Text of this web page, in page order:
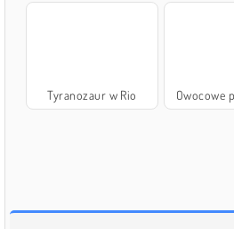
Tyranozaur w Rio Owocowe